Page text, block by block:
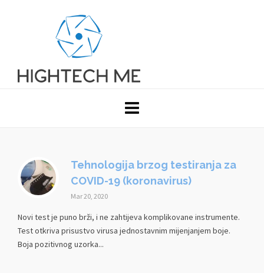
Tehnologija brzog testiranja za
COVID-19 (koronavirus)
Mar 20, 2020
Novi test je puno brži, i ne zahtijeva komplikovane instrumente.
Test otkriva prisustvo virusa jednostavnim mijenjanjem boje.
Boja pozitivnog uzorka...